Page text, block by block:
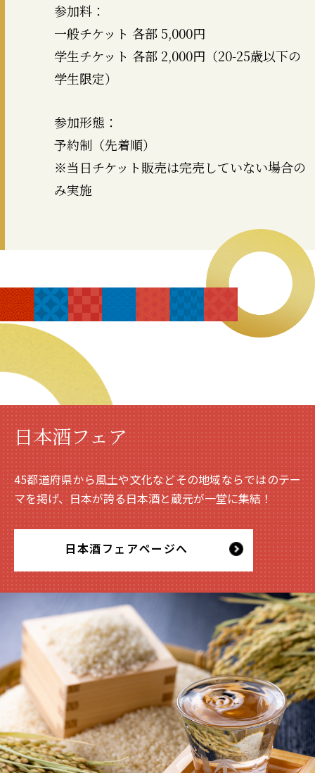
参加料：
一般チケット 各部 5,000円
学生チケット 各部 2,000円（20-25歳以下の
学生限定）
参加形態：
予約制（先着順）
※当日チケット販売は完売していない場合の
み実施
日本酒フェア
45都道府県から風土や文化などその地域ならではのテー
マを掲げ、日本が誇る日本酒と蔵元が一堂に集結！
日本酒フェアページへ